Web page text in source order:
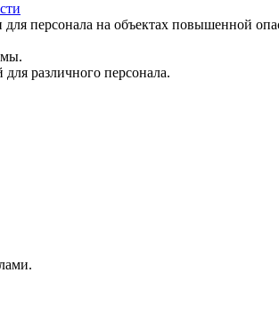
персонала на объектах повышенной
различного персонала.